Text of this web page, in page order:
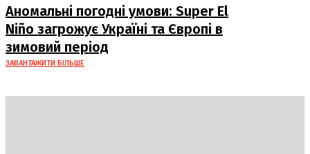
Аномальні погодні умови: Super El
Niño загрожує Україні та Європі в
зимовий період
ЗАВАНТАЖИТИ БІЛЬШЕ